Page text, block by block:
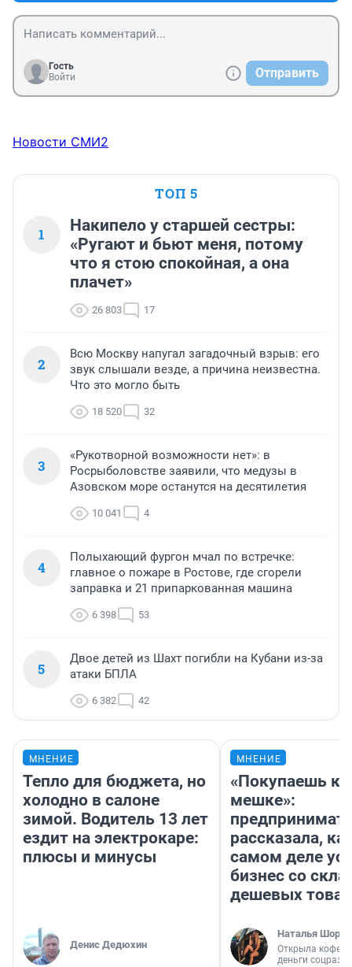
Гость
Войти
Отправить
Новости СМИ2
ТОП 5
1
Накипело у старшей сестры:
«Ругают и бьют меня, потому
что я стою спокойная, а она
плачет»
26 803 17
2
Всю Москву напугал загадочный взрыв: его
звук слышали везде, а причина неизвестна.
Что это могло быть
18 520 32
3
«Рукотворной возможности нет»: в
Росрыболовстве заявили, что медузы в
Азовском море останутся на десятилетия
10 041 4
4
Полыхающий фургон мчал по встречке:
главное о пожаре в Ростове, где сгорели
заправка и 21 припаркованная машина
6 398 53
5
Двое детей из Шахт погибли на Кубани из-за
атаки БПЛА
6 382 42
МНЕНИЕ
Тепло для бюджета, но
холодно в салоне
зимой. Водитель 13 лет
ездит на электрокаре:
плюсы и минусы
Денис Дедюхин
МНЕНИЕ
«Покупаешь
мешке»:
рассказала,
самом деле
бизнес со
дешевых
Наталья
Открыла
деньги